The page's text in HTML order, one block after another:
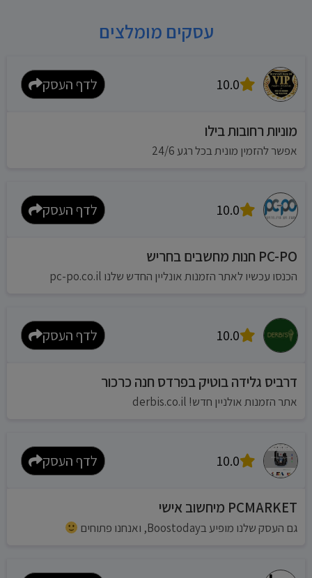
עסקים מומלצים
10.0 לדף העסק
מוניות רחובות בילו
אפשר להזמין מונית בכל רגע 24/6
10.0 לדף העסק
PC-PO חנות מחשבים בחריש
הכנסו עכשיו לאתר הזמנות אונליין החדש שלנו pc-po.co.il
10.0 לדף העסק
דרביס גלידה בוטיק בפרדס חנה כרכור
אתר הזמנות אולניין חדש! derbis.co.il
10.0 לדף העסק
PCMARKET מיחשוב אישי
גם העסק שלנו מופיע בBoostoday, ואנחנו פתוחים